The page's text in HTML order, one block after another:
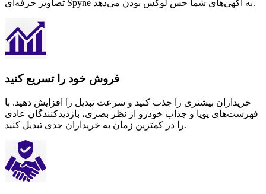
تصاویر حرفه‌ای Spyne به آگهی‌های شما حس لوکس بودن می‌دهد.
فروش خود را تسریع کنید
خریداران بیشتری را جذب کنید و سرعت تبدیل را افزایش دهید. با
فهرست‌های پویا و جذاب خودرو از نظر بصری، بازدیدکنندگان عادی
را در کمترین زمان به خریداران جدی تبدیل کنید.